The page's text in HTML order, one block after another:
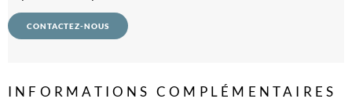
CONTACTEZ-NOUS
INFORMATIONS COMPLÉMENTAIRES